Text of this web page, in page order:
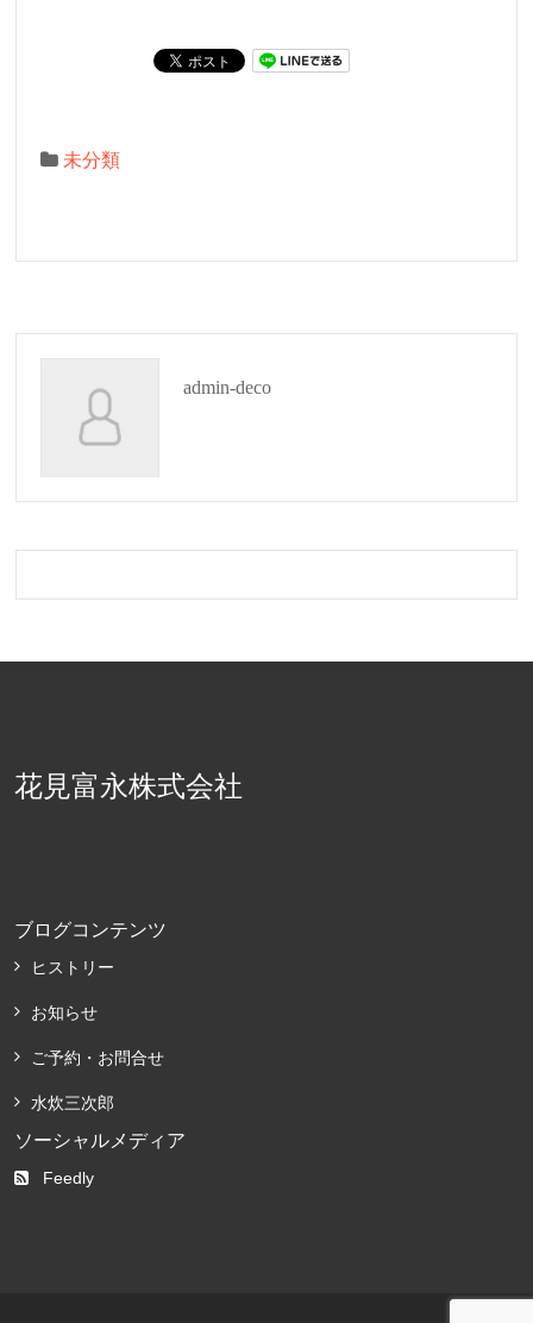
未分類
admin-deco
花見富永株式会社
ブログコンテンツ
ヒストリー
お知らせ
ご予約・お問合せ
水炊三次郎
ソーシャルメディア
Feedly